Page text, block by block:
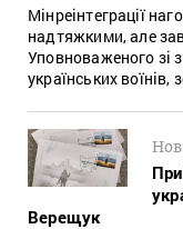
Мінреінтеграції
надтяжкими, але
Уповноваженого зі
українських воїнів,
Верещук